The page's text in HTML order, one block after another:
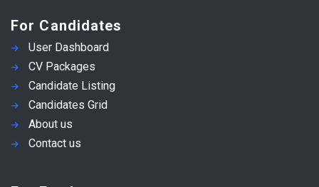
For Candidates
User Dashboard
CV Packages
Candidate Listing
Candidates Grid
About us
Contact us